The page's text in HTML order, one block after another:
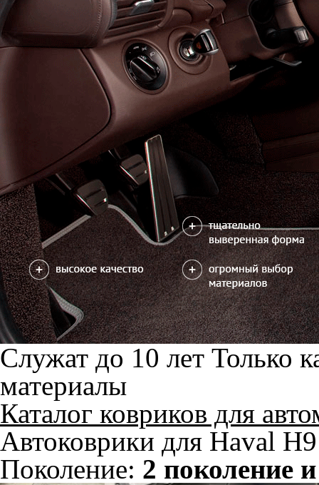
Служат до 10 лет Только
материалы
Каталог ковриков для
Автоковрики для Haval
Поколение: 2 поколение